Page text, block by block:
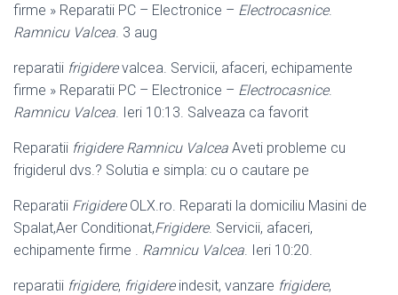
firme » Reparatii PC – Electronice – Electrocasnice.
Ramnicu Valcea. 3 aug
reparatii frigiderevalcea. Servicii, afaceri, echipamente
firme » Reparatii PC – Electronice – Electrocasnice.
Ramnicu Valcea. Ieri 10:13. Salveaza ca favorit
Reparatii frigidere Ramnicu Valcea Aveti probleme cu
frigiderul dvs.? Solutia e simpla: cu o cautare pe
Reparatii FrigidereOLX.ro. Reparati la domiciliu Masini de
Spalat,Aer Conditionat,Frigidere. Servicii, afaceri,
echipamente firme . Ramnicu Valcea. Ieri 10:20.
reparatii frigidere, frigidereindesit, vanzare frigidere,